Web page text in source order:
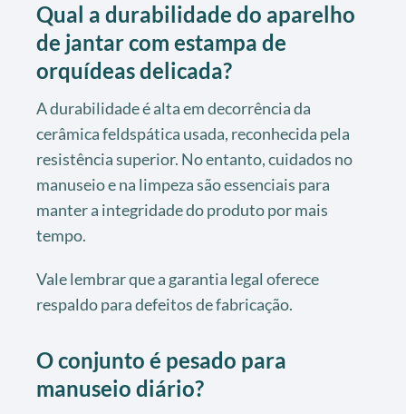
Qual a durabilidade do aparelho
de jantar com estampa de
orquídeas delicada?
A durabilidade é alta em decorrência da
cerâmica feldspática usada, reconhecida pela
resistência superior. No entanto, cuidados no
manuseio e na limpeza são essenciais para
manter a integridade do produto por mais
tempo.
Vale lembrar que a garantia legal oferece
respaldo para defeitos de fabricação.
O conjunto é pesado para
manuseio diário?